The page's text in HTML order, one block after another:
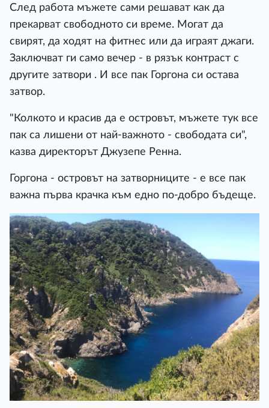
След работа мъжете сами решават как да
прекарват свободното си време. Могат да
свирят, да ходят на фитнес или да играят джаги.
Заключват ги само вечер - в рязък контраст с
другите затвори . И все пак Горгона си остава
затвор.
"Колкото и красив да е островът, мъжете тук все
пак са лишени от най-важното - свободата си",
казва директорът Джузепе Ренна.
Горгона - островът на затворниците - е все пак
важна първа крачка към едно по-добро бъдеще.